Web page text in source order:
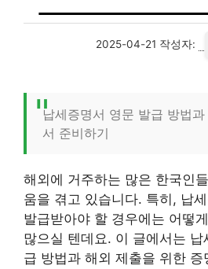
2025-04-21 작성자:
납세증명서 영문 발급 방법
서 준비하기
해외에 거주하는 많은 한국인
움을 겪고 있습니다. 특히, 납
발급받아야 할 경우에는 어떻
많으실 텐데요. 이 글에서는
급 방법과 해외 제출을 위한 증